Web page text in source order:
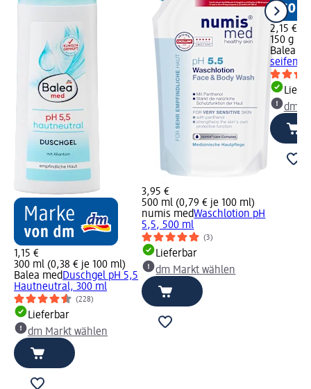
1,15 €
300 ml (0,38 € je 100 ml)
Balea medDuschgel pH 5,5
Hautneutral, 300 ml
(228)
Lieferbar
dm Markt wählen
3,95 €
500 ml (0,79 € je 100 ml)
numis medWaschlotion pH
5,5, 500 ml
(3)
Lieferbar
dm Markt wählen
2,15 €
150 g
Balea
dm